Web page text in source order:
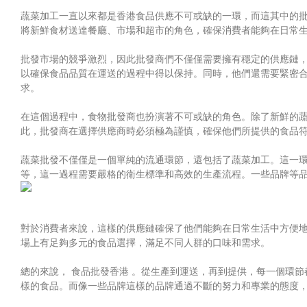
蔬菜加工一直以來都是香港食品供應不可或缺的一環，而這其中
將新鮮食材送達餐廳、市場和超市的角色，確保消費者能夠在日常
批發市場的競爭激烈，因此批發商們不僅僅需要擁有穩定的供應
以確保食品品質在運送的過程中得以保持。同時，他們還需要緊
求。
在這個過程中，食物批發商也扮演著不可或缺的角色。除了新鮮
此，批發商在選擇供應商時必須極為謹慎，確保他們所提供的食品
蔬菜批發不僅僅是一個單純的流通環節，還包括了蔬菜加工。這
等，這一過程需要嚴格的衛生標準和高效的生產流程。一些品牌
對於消費者來說，這樣的供應鏈確保了他們能夠在日常生活中方
場上有足夠多元的食品選擇，滿足不同人群的口味和需求。
總的來說， 食品批發香港 。從生產到運送，再到提供，每一個環
樣的食品。而像一些品牌這樣的品牌通過不斷的努力和專業的態